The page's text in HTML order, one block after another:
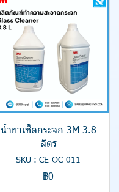
น้ำยาเช็ดกระจก 3M 3.8
ลิตร
SKU : CE-OC-011
฿0